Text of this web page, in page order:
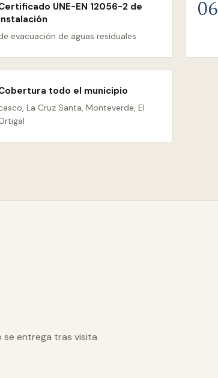
UNE-EN 12056-2 de
evacuación de aguas residuales
06
todo el municipio
La Cruz Santa, Monteverde, El
se entrega tras visita